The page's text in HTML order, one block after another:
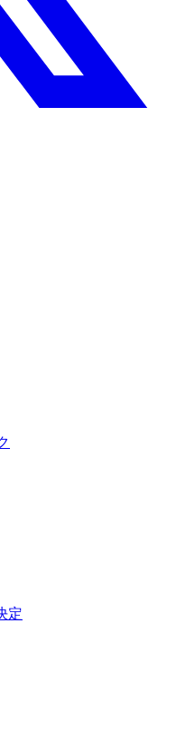
定